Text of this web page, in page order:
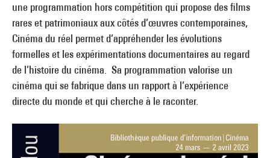
une programmation hors compétition qui propose des films
rares et patrimoniaux aux côtés d’œuvres contemporaines,
Cinéma du réel permet d’appréhender les évolutions
formelles et les expérimentations documentaires au regard
de l’histoire du cinéma. Sa programmation valorise un
cinéma qui se fabrique dans un rapport à l’expérience
directe du monde et qui cherche à le raconter.